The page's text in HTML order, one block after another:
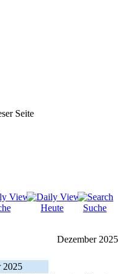
Heute Suche
Dezember 2025
2025